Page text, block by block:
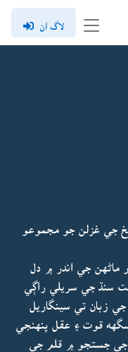
لاگ ان
جي غزلن جو مجموعو
ماڻهن جي اندر ۾ دل
سنڌ جي سريلي راڳي
زبان تي سينگاريل
قوت ۽ عقل پنهنجي
جستجو ۾ قلم جي